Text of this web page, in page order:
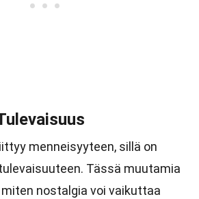
menneisyyteen, sillä on
Tässä muutamia
nostalgia voi vaikuttaa